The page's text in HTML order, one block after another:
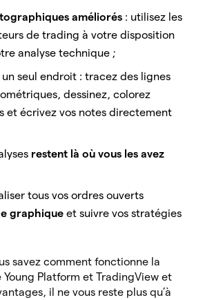
améliorés : utilisez les
de trading à votre disposition
analyse technique ;
un seul endroit : tracez des lignes
dessinez, colorez
et écrivez vos notes directement
restent là où vous les avez
tous vos ordres ouverts
graphique et suivre vos stratégies
savez comment fonctionne la
Platform et TradingView et
il ne vous reste plus qu’à